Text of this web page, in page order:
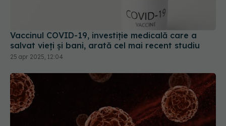
Vaccinul COVID-19, investiție medicală care a
salvat vieți și bani, arată cel mai recent studiu
25 apr 2025, 12:04